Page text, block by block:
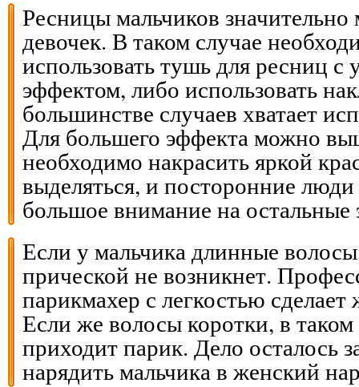
Ресницы мальчиков
девочек. В таком случае
использовать тушь для ресниц
эффектом, либо использовать
большинстве случаев хватает
Для большего эффекта можно
необходимо накрасить яркой
выделяться, и посторонние
большое внимание на остальные
Если у мальчика длинные
прической не возникнет.
парикмахер с легкостью
Если же волосы коротки, в
приходит парик. Дело осталось
нарядить мальчика в женский